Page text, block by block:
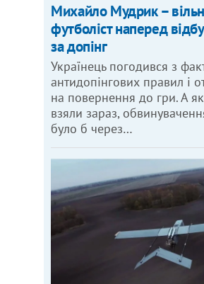
Михайло Мудрик –
футболіст наперед
за допінг
Українець погодився з
антидопінгових правил і
на повернення до гри. А
взяли зараз,
було б через…